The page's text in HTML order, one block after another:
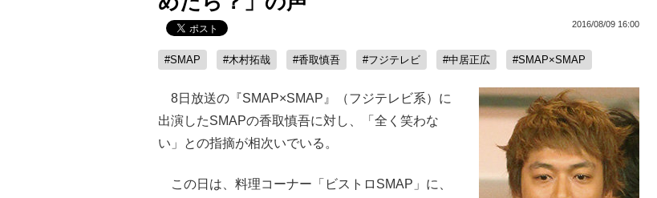
2016/08/09 16:00
#SMAP #木村拓哉 #香取慎吾 #フジテレビ #中居正広 #SMAP×SMAP
8日放送の『SMAP×SMAP』（フジテレビ系）に
出演したSMAPの香取慎吾に対し、「全く笑わな
い」との指摘が相次いでいる。
この日は、料理コーナー「ビストロSMAP」に、